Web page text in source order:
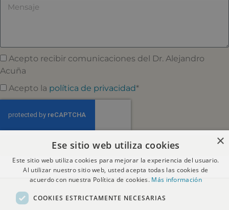
Acepto recibir comunicaciones del Dr. Alejandro
Acuña
Acepto la política de privacidad*
ENVIAR ×
Ese sitio web utiliza cookies
Este sitio web utiliza cookies para mejorar la experiencia del usuario.
Al utilizar nuestro sitio web, usted acepta todas las cookies de
acuerdo con nuestra Política de cookies. Más información
COOKIES ESTRICTAMENTE NECESARIAS